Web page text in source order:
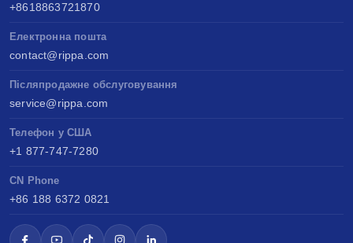
+8618863721870
Електронна пошта
contact@rippa.com
Післяпродажне обслуговування
service@rippa.com
Телефон у США
+1 877-747-7280
CN Phone
+86 188 6372 0821